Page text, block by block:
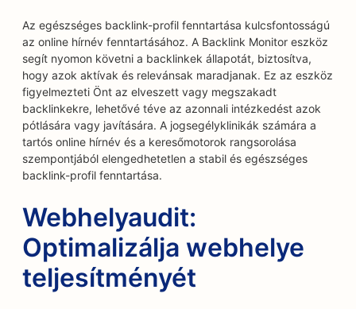
Az egészséges backlink-profil fenntartása kulcsfontosságú
az online hírnév fenntartásához. A Backlink Monitor eszköz
segít nyomon követni a backlinkek állapotát, biztosítva,
hogy azok aktívak és relevánsak maradjanak. Ez az eszköz
figyelmezteti Önt az elveszett vagy megszakadt
backlinkekre, lehetővé téve az azonnali intézkedést azok
pótlására vagy javítására. A jogsegélyklinikák számára a
tartós online hírnév és a keresőmotorok rangsorolása
szempontjából elengedhetetlen a stabil és egészséges
backlink-profil fenntartása.
Webhelyaudit:
Optimalizálja webhelye
teljesítményét